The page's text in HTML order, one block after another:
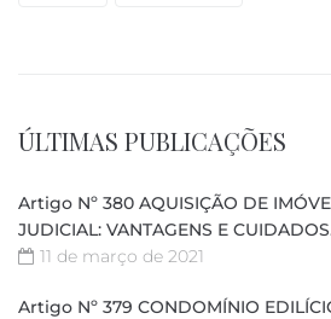
ÚLTIMAS PUBLICAÇÕES
Artigo Nº 380 AQUISIÇÃO DE
JUDICIAL: VANTAGENS E
11 de março de 2021
Artigo Nº 379 CONDOMÍNIO